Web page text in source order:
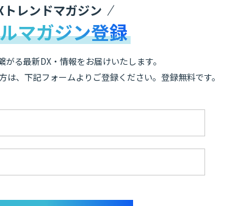
トレンドマガジン
マガジン登録
がる最新DX・情報をお届けいたします。
は、下記フォームよりご登録ください。登録無料です。